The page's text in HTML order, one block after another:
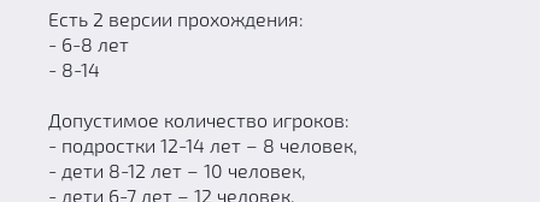
Есть 2 версии прохождения:
- 6-8 лет
- 8-14
Допустимое количество игроков:
- подростки 12-14 лет – 8 человек,
- дети 8-12 лет – 10 человек,
- дети 6-7 лет – 12 человек.